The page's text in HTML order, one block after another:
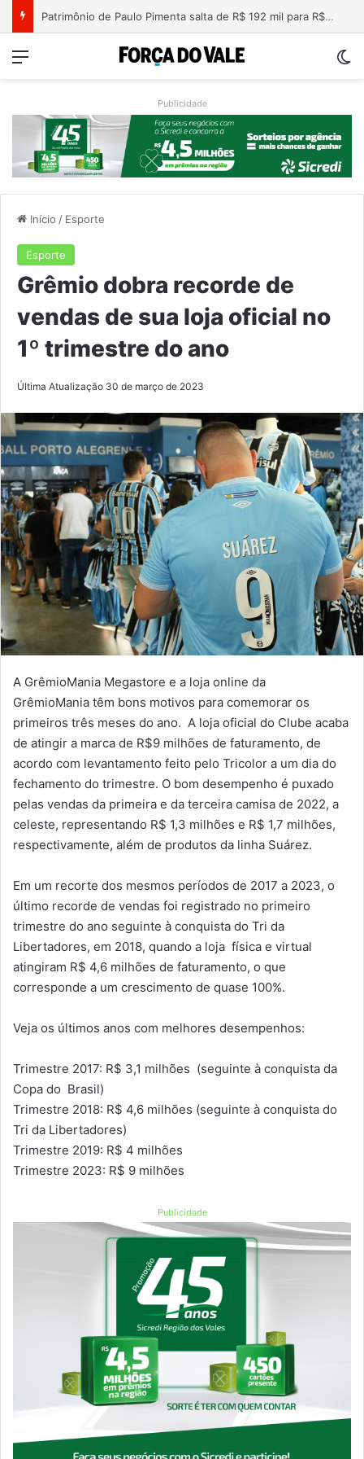
Nova lei endurece penas para crimes sexuais online contra crianças e adolescentes
Menu
Publicidade
Início / Esporte
Esporte
Grêmio dobra recorde de
vendas de sua loja oficial no
1º trimestre do ano
Última Atualização 30 de março de 2023
A GrêmioMania Megastore e a loja online da
GrêmioMania têm bons motivos para comemorar os
primeiros três meses do ano. A loja oficial do Clube acaba
de atingir a marca de R$9 milhões de faturamento, de
acordo com levantamento feito pelo Tricolor a um dia do
fechamento do trimestre. O bom desempenho é puxado
pelas vendas da primeira e da terceira camisa de 2022, a
celeste, representando R$ 1,3 milhões e R$ 1,7 milhões,
respectivamente, além de produtos da linha Suárez.
Em um recorte dos mesmos períodos de 2017 a 2023, o
último recorde de vendas foi registrado no primeiro
trimestre do ano seguinte à conquista do Tri da
Libertadores, em 2018, quando a loja física e virtual
atingiram R$ 4,6 milhões de faturamento, o que
corresponde a um crescimento de quase 100%.
Veja os últimos anos com melhores desempenhos:
Trimestre 2017: R$ 3,1 milhões (seguinte à conquista da
Copa do Brasil)
Trimestre 2018: R$ 4,6 milhões (seguinte à conquista do
Tri da Libertadores)
Trimestre 2019: R$ 4 milhões
Trimestre 2023: R$ 9 milhões
Publicidade